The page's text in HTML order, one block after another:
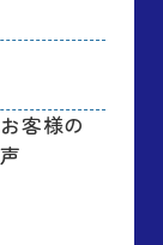
お客様の
声